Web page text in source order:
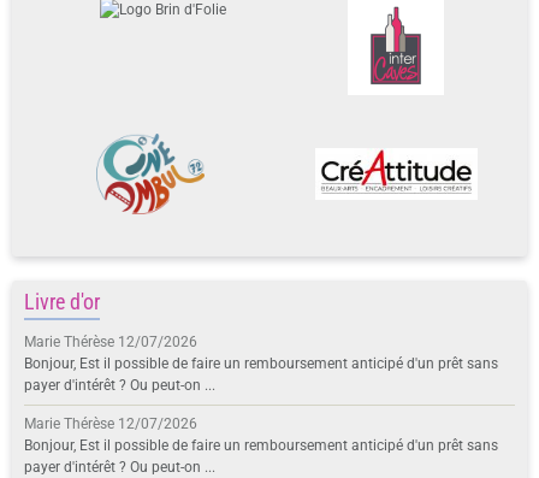
Livre d'or
Marie Thérèse 12/07/2026
Bonjour, Est il possible de faire un remboursement anticipé d'un prêt sans
payer d'intérêt ? Ou peut-on ...
Marie Thérèse 12/07/2026
Bonjour, Est il possible de faire un remboursement anticipé d'un prêt sans
payer d'intérêt ? Ou peut-on ...